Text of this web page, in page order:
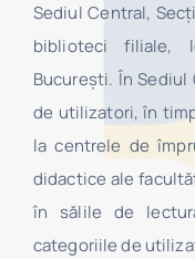
Sediul Central,
biblioteci filiale,
Bucureşti. În
de utilizatori, în
la centrele de
didactice ale
în sălile de
categoriile de